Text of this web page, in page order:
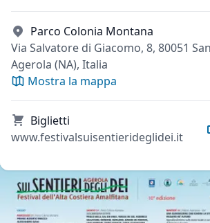
Parco Colonia Montana
Via Salvatore di Giacomo, 8, 80051
Agerola (NA), Italia
Mostra la mappa
Biglietti
www.festivalsuisentierideglidei.it